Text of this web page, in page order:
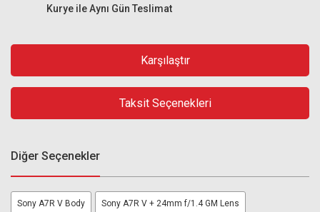
Kurye ile Aynı Gün Teslimat
Karşılaştır
Taksit Seçenekleri
Diğer Seçenekler
Sony A7R V Body Sony A7R V + 24mm f/1.4 GM Lens